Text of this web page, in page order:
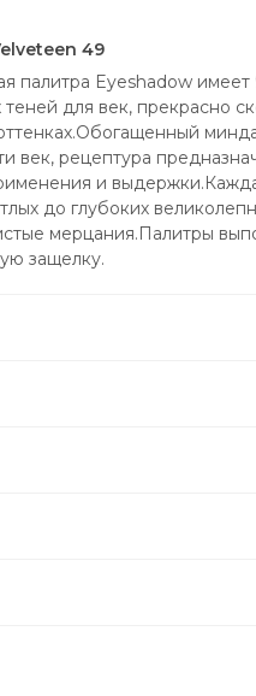
49
палитра Eyeshadow
для век, прекрасно
век, рецептура
и
до глубоких
мерцания.Палитры
защелку.